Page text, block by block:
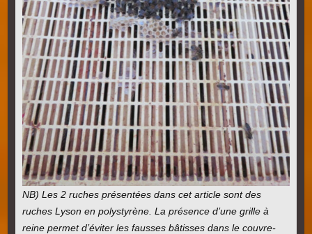
NB) Les 2 ruches présentées dans cet article sont des
ruches Lyson en polystyrène. La présence d’une grille à
reine permet d’éviter les fausses bâtisses dans le couvre-